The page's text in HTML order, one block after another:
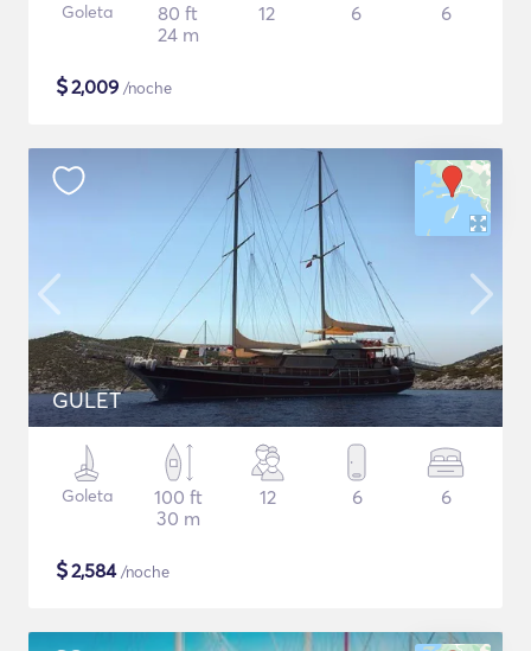
Goleta
80 ft
24 m
12 6 6
$2,009 /noche
GULET
Goleta
100 ft
30 m
12 6 6
$2,584/noche